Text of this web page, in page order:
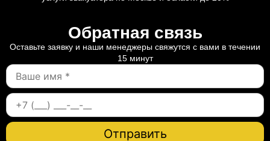
Обратная связь
Оставьте заявку и наши менеджеры свяжутся с вами в течении
15 минут